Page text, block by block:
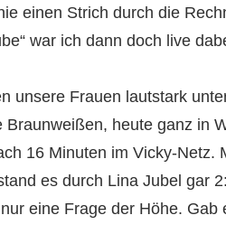
einen Strich durch die
war ich dann doch live
unsere Frauen lautstark
Braunweißen, heute ganz in
16 Minuten im Vicky-
es durch Lina Jubel gar
eine Frage der Höhe.